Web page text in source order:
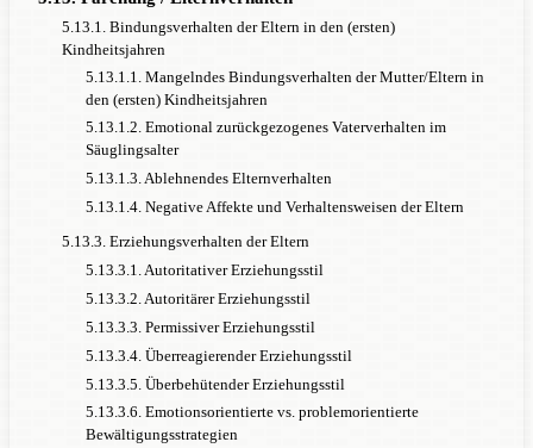
5.13.1. Bindungsverhalten der Eltern in den (ersten)
Kindheitsjahren
5.13.1.1. Mangelndes Bindungsverhalten der Mutter/Eltern in
den (ersten) Kindheitsjahren
5.13.1.2. Emotional zurückgezogenes Vaterverhalten im
Säuglingsalter
5.13.1.3. Ablehnendes Elternverhalten
5.13.1.4. Negative Affekte und Verhaltensweisen der Eltern
5.13.3. Erziehungsverhalten der Eltern
5.13.3.1. Autoritativer Erziehungsstil
5.13.3.2. Autoritärer Erziehungsstil
5.13.3.3. Permissiver Erziehungsstil
5.13.3.4. Überreagierender Erziehungsstil
5.13.3.5. Überbehütender Erziehungsstil
5.13.3.6. Emotionsorientierte vs. problemorientierte
Bewältigungsstrategien